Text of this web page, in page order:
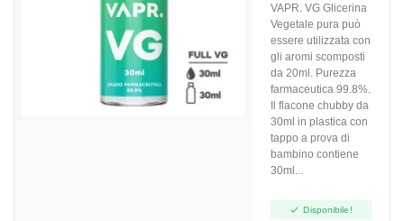
VAPR. VG Glicerina
Vegetale pura può
essere utilizzata con
gli aromi scomposti
da 20ml. Purezza
farmaceutica 99.8%.
Il flacone chubby da
30ml in plastica con
tappo a prova di
bambino contiene
30ml...
 Disponibile!